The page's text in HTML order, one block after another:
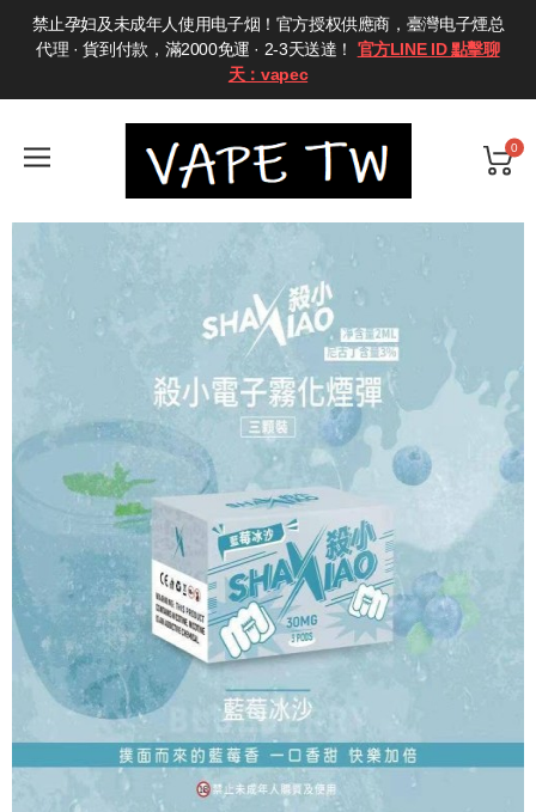
禁止孕妇及未成年人使用电子烟！官方授权供應商，臺灣电子煙总
代理 · 貨到付款，滿2000免運 · 2-3天送達！ 官方LINE ID 點擊聊
天：vapec
0